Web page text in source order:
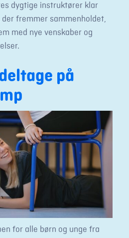
dygtige instruktører klar
fremmer sammenholdet,
med nye venskaber og
på
for alle børn og unge fra